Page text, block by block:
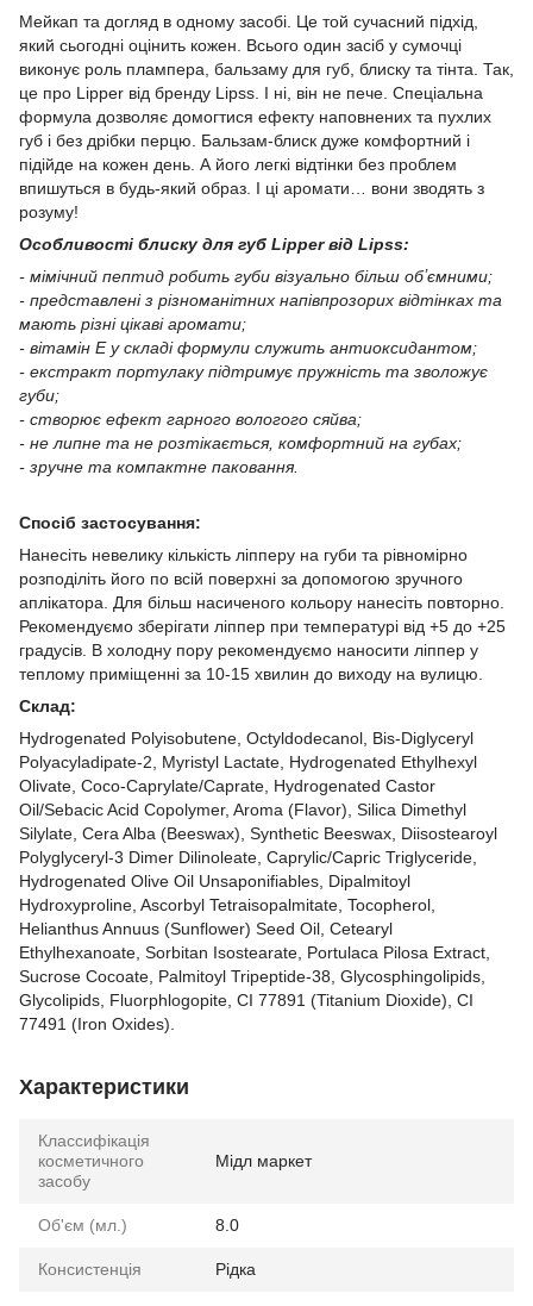
Мейкап та догляд в одному засобі. Це той сучасний підхід,
який сьогодні оцінить кожен. Всього один засіб у сумочці
виконує роль плампера, бальзаму для губ, блиску та тінта. Так,
це про Lipper від бренду Lipss. І ні, він не пече. Спеціальна
формула дозволяє домогтися ефекту наповнених та пухлих
губ і без дрібки перцю. Бальзам-блиск дуже комфортний і
підійде на кожен день. А його легкі відтінки без проблем
впишуться в будь-який образ. І ці аромати… вони зводять з
розуму!
Особливості блиску для губ Lipper від Lipss:
- мімічний пептид робить губи візуально більш обʼємними;
- представлені з різноманітних напівпрозорих відтінках та
мають різні цікаві аромати;
- вітамін Е у складі формули служить антиоксидантом;
- екстракт портулаку підтримує пружність та зволожує
губи;
- створює ефект гарного вологого сяйва;
- не липне та не розтікається, комфортний на губах;
- зручне та компактне паковання.
Спосіб застосування:
Нанесіть невелику кількість ліпперу на губи та рівномірно
розподіліть його по всій поверхні за допомогою зручного
аплікатора. Для більш насиченого кольору нанесіть повторно.
Рекомендуємо зберігати ліппер при температурі від +5 до +25
градусів. В холодну пору рекомендуємо наносити ліппер у
теплому приміщенні за 10-15 хвилин до виходу на вулицю.
Склад:
Hydrogenated Polyisobutene, Octyldodecanol, Bis-Diglyceryl
Polyacyladipate-2, Myristyl Lactate, Hydrogenated Ethylhexyl
Olivate, Coco-Caprylate/Caprate, Hydrogenated Castor
Oil/Sebacic Acid Copolymer, Aroma (Flavor), Silica Dimethyl
Silylate, Cera Alba (Beeswax), Synthetic Beeswax, Diisostearoyl
Polyglyceryl-3 Dimer Dilinoleate, Caprylic/Capric Triglyceride,
Hydrogenated Olive Oil Unsaponifiables, Dipalmitoyl
Hydroxyproline, Ascorbyl Tetraisopalmitate, Tocopherol,
Helianthus Annuus (Sunflower) Seed Oil, Cetearyl
Ethylhexanoate, Sorbitan Isostearate, Portulaca Pilosa Extract,
Sucrose Cocoate, Palmitoyl Tripeptide-38, Glycosphingolipids,
Glycolipids, Fluorphlogopite, CI 77891 (Titanium Dioxide), CI
77491 (Iron Oxides).
Характеристики
Классифікація
косметичного
засобу
Мідл маркет
Об'єм (мл.) 8.0
Консистенція Рідка